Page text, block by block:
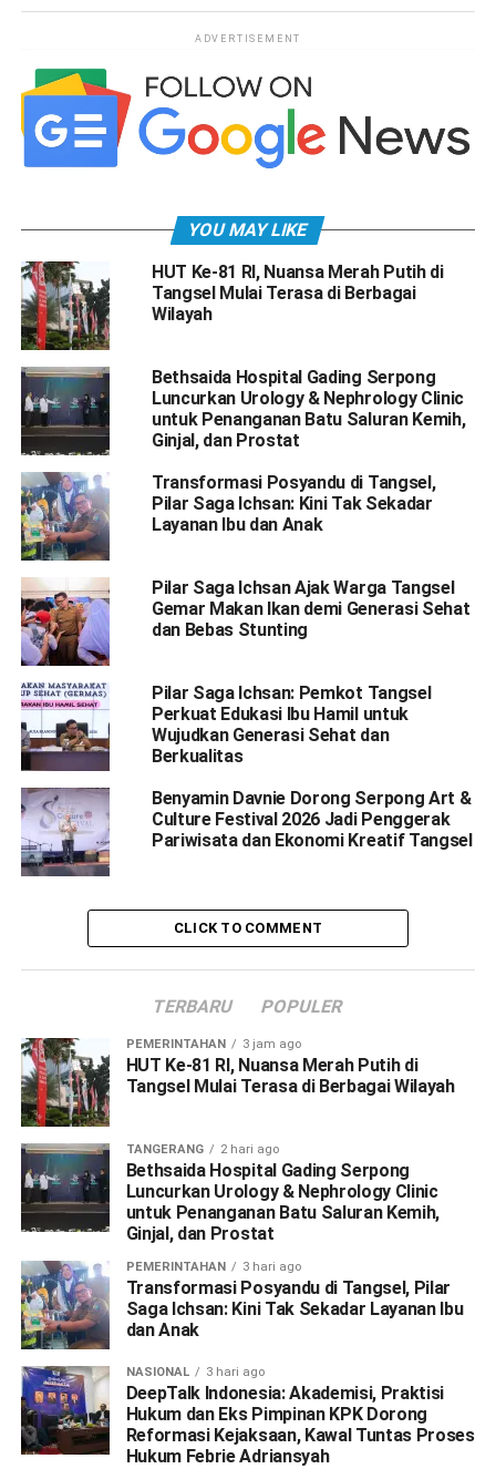
ADVERTISEMENT
YOU MAY LIKE
HUT Ke-81 RI, Nuansa Merah Putih di
Tangsel Mulai Terasa di Berbagai
Wilayah
Bethsaida Hospital Gading Serpong
Luncurkan Urology & Nephrology Clinic
untuk Penanganan Batu Saluran Kemih,
Ginjal, dan Prostat
Transformasi Posyandu di Tangsel,
Pilar Saga Ichsan: Kini Tak Sekadar
Layanan Ibu dan Anak
Pilar Saga Ichsan Ajak Warga Tangsel
Gemar Makan Ikan demi Generasi Sehat
dan Bebas Stunting
Pilar Saga Ichsan: Pemkot Tangsel
Perkuat Edukasi Ibu Hamil untuk
Wujudkan Generasi Sehat dan
Berkualitas
Benyamin Davnie Dorong Serpong Art &
Culture Festival 2026 Jadi Penggerak
Pariwisata dan Ekonomi Kreatif Tangsel
CLICK TO COMMENT
TERBARU POPULER
PEMERINTAHAN 3 jam ago
HUT Ke-81 RI, Nuansa Merah Putih di
Tangsel Mulai Terasa di Berbagai Wilayah
TANGERANG 2 hari ago
Bethsaida Hospital Gading Serpong
Luncurkan Urology & Nephrology Clinic
untuk Penanganan Batu Saluran Kemih,
Ginjal, dan Prostat
PEMERINTAHAN 3 hari ago
Transformasi Posyandu di Tangsel, Pilar
Saga Ichsan: Kini Tak Sekadar Layanan Ibu
dan Anak
NASIONAL 3 hari ago
DeepTalk Indonesia: Akademisi, Praktisi
Hukum dan Eks Pimpinan KPK Dorong
Reformasi Kejaksaan, Kawal Tuntas Proses
Hukum Febrie Adriansyah